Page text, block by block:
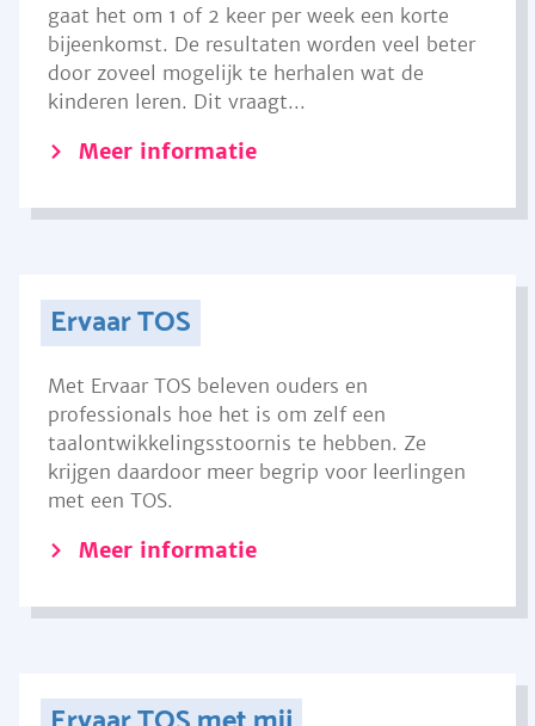
gaat het om 1 of 2 keer per week een korte
bijeenkomst. De resultaten worden veel beter
door zoveel mogelijk te herhalen wat de
kinderen leren. Dit vraagt...
Meer informatie
Ervaar TOS
Met Ervaar TOS beleven ouders en
professionals hoe het is om zelf een
taalontwikkelingsstoornis te hebben. Ze
krijgen daardoor meer begrip voor leerlingen
met een TOS.
Meer informatie